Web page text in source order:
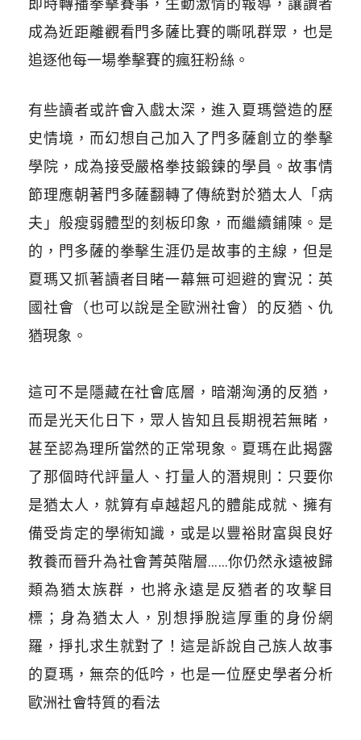
即時轉播拳擊賽事，生動激情的報導，讓讀者
成為近距離觀看門多薩比賽的嘶吼群眾，也是
追逐他每一場拳擊賽的瘋狂粉絲。
有些讀者或許會入戲太深，進入夏瑪營造的歷
史情境，而幻想自己加入了門多薩創立的拳擊
學院，成為接受嚴格拳技鍛鍊的學員。故事情
節理應朝著門多薩翻轉了傳統對於猶太人「病
夫」般瘦弱體型的刻板印象，而繼續鋪陳。是
的，門多薩的拳擊生涯仍是故事的主線，但是
夏瑪又抓著讀者目睹一幕無可迴避的實況：英
國社會（也可以說是全歐洲社會）的反猶、仇
猶現象。
這可不是隱藏在社會底層，暗潮洶湧的反猶，
而是光天化日下，眾人皆知且長期視若無睹，
甚至認為理所當然的正常現象。夏瑪在此揭露
了那個時代評量人、打量人的潛規則：只要你
是猶太人，就算有卓越超凡的體能成就、擁有
備受肯定的學術知識，或是以豐裕財富與良好
教養而晉升為社會菁英階層……你仍然永遠被歸
類為猶太族群，也將永遠是反猶者的攻擊目
標；身為猶太人，別想掙脫這厚重的身份網
羅，掙扎求生就對了！這是訴說自己族人故事
的夏瑪，無奈的低吟，也是一位歷史學者分析
歐洲社會特質的看法